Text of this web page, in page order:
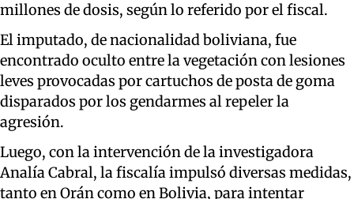
millones de dosis, según lo referido por el fiscal.
El imputado, de nacionalidad boliviana, fue
encontrado oculto entre la vegetación con lesiones
leves provocadas por cartuchos de posta de goma
disparados por los gendarmes al repeler la
agresión.
Luego, con la intervención de la investigadora
Analía Cabral, la fiscalía impulsó diversas medidas,
tanto en Orán como en Bolivia, para intentar